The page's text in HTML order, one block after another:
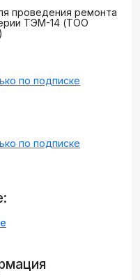
проведения ремонта
ТЭМ-14 (ТОО
по подписке
по подписке